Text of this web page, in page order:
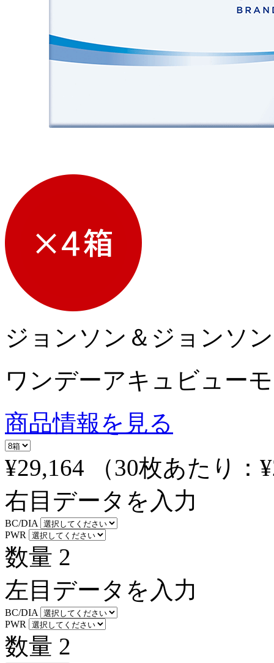
ジョンソン＆ジョンソン
ワンデーアキュビュー
商品情報を見る
¥29,164
（30枚あたり：
右目データを入力
BC/DIA
PWR
数量 2
左目データを入力
BC/DIA
PWR
数量 2